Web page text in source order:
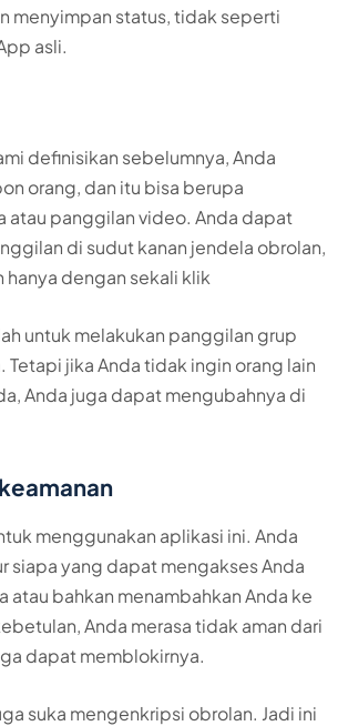
menyimpan status, tidak seperti
asli.
definisikan sebelumnya, Anda
orang, dan itu bisa berupa
atau panggilan video. Anda dapat
di sudut kanan jendela obrolan,
dengan sekali klik
untuk melakukan panggilan grup
Tetapi jika Anda tidak ingin orang lain
Anda juga dapat mengubahnya di
menggunakan aplikasi ini. Anda
siapa yang dapat mengakses Anda
atau bahkan menambahkan Anda ke
Anda merasa tidak aman dari
dapat memblokirnya.
suka mengenkripsi obrolan. Jadi ini